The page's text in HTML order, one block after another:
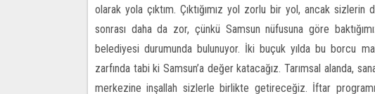
olarak yola çıktım. Çıktığımız yol zorlu bir yol, ancak
sonrası daha da zor, çünkü Samsun nüfusuna göre
belediyesi durumunda bulunuyor. İki buçuk yılda bu borcu
zarfında tabi ki Samsun’a değer katacağız. Tarımsal alanda,
merkezine inşallah sizlerle birlikte getireceğiz. İftar